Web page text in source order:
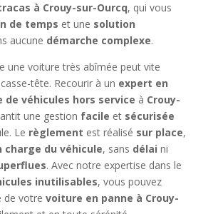
à Crouy-sur-Ourcq, qui vous
de temps et une solution
aucune démarche complexe.
une voiture très abîmée peut vite
tête. Recourir à un expert en
de véhicules hors service à Crouy-
une gestion facile et sécurisée
Le règlement est réalisé sur place,
charge du véhicule, sans délai ni
. Avec notre expertise dans le
inutilisables, vous pouvez
de votre voiture en panne à Crouy-